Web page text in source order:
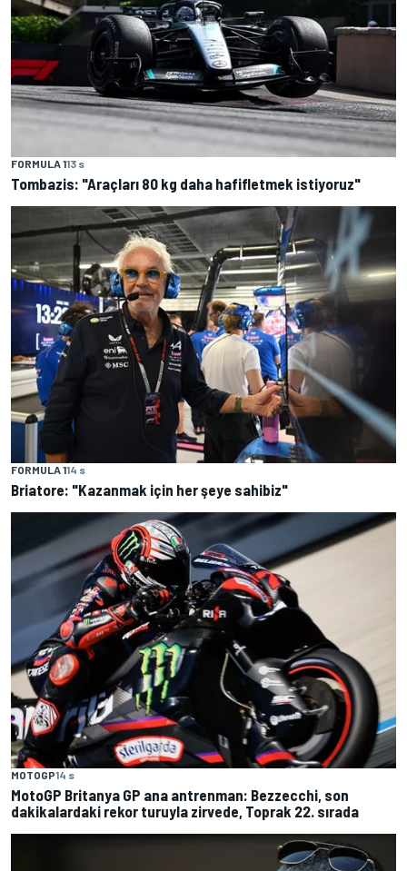
FORMULA 113 s
Tombazis: "Araçları 80 kg daha hafifletmek istiyoruz"
FORMULA 114 s
Briatore: "Kazanmak için her şeye sahibiz"
MOTOGP14 s
MotoGP Britanya GP ana antrenman: Bezzecchi, son
dakikalardaki rekor turuyla zirvede, Toprak 22. sırada